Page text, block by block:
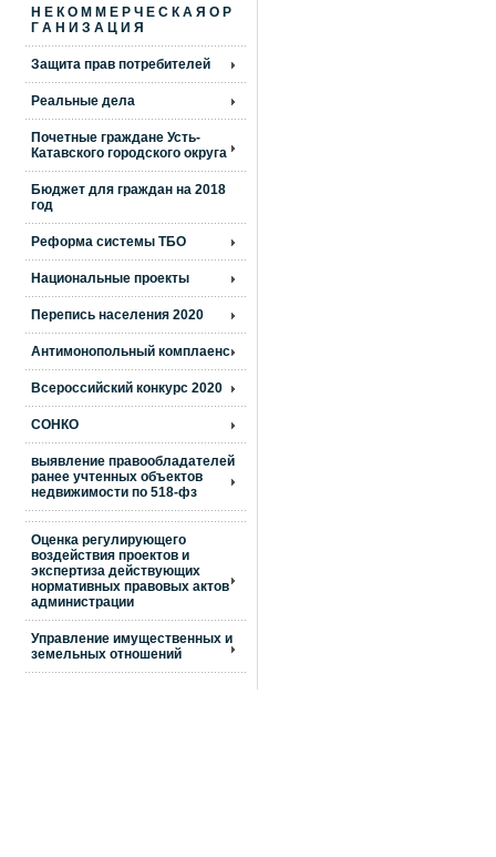
Н Е К О М М Е Р Ч Е С К А Я О Р
Г А Н И З А Ц И Я
Защита прав потребителей
Реальные дела
Почетные граждане Усть-
Катавского городского округа
Бюджет для граждан на 2018
год
Реформа системы ТБО
Национальные проекты
Перепись населения 2020
Антимонопольный комплаенс
Всероссийский конкурс 2020
СОНКО
выявление правообладателей
ранее учтенных объектов
недвижимости по 518-фз
Оценка регулирующего
воздействия проектов и
экспертиза действующих
нормативных правовых актов
администрации
Управление имущественных и
земельных отношений